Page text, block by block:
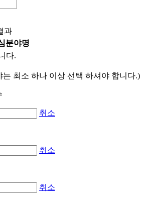
과
분야명
다.
최소 하나 이상 선택 하셔야 합니다.)
취소
취소
취소